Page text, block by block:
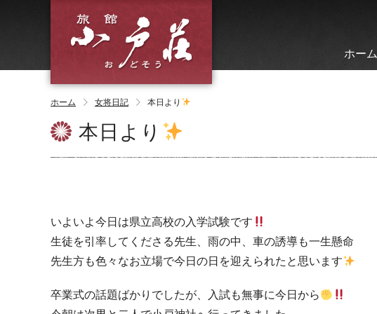
ホーム
ホーム 女将日記 本日より
本日より
いよいよ今日は県立高校の入学試験です
生徒を引率してくださる先生、雨の中、車の誘導も一生懸命
先生方も色々なお立場で今日の日を迎えられたと思います
卒業式の話題ばかりでしたが、入試も無事に今日から